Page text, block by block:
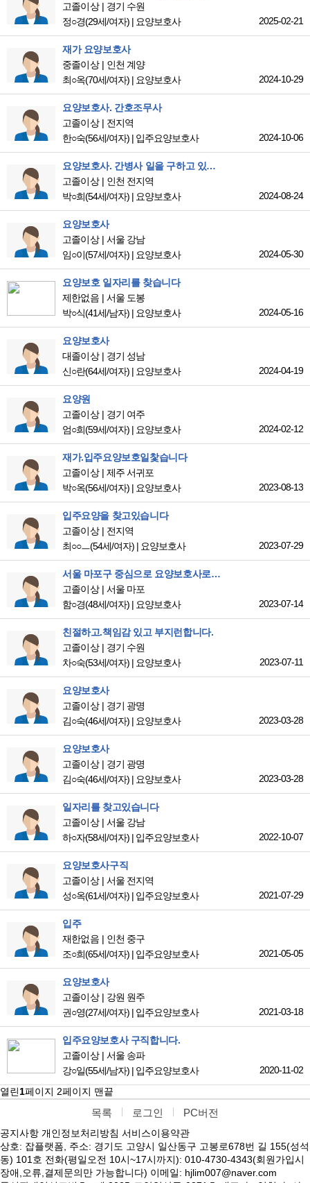
고졸이상
경기 수원
정○경(29세/여자) | 요양보호사 2025-02-21
재가 요양보호사
중졸이상
인천 계양
최○옥(70세/여자) | 요양보호사 2024-10-29
요양보호사. 간호조무사
고졸이상
전지역
한○숙(56세/여자) | 입주요양보호사 2024-10-06
요양보호사. 간병사 일을 구하고 있어요
고졸이상
인천 전지역
박○희(54세/여자) | 요양보호사 2024-08-24
요양보호사
고졸이상
서울 강남
임○이(57세/여자) | 요양보호사 2024-05-30
요양보호 일자리를 찾습니다
제한없음
서울 도봉
박○식(41세/남자) | 요양보호사 2024-05-16
요양보호사
대졸이상
경기 성남
신○란(64세/여자) | 요양보호사 2024-04-19
요양원
고졸이상
경기 여주
엄○희(59세/여자) | 요양보호사 2024-02-12
재가.입주요양보호일찿습니다
고졸이상
제주 서귀포
박○옥(56세/여자) | 요양보호사 2023-08-13
입주요양을 찾고있습니다
고졸이상
전지역
최○○ㅡ(54세/여자) | 요양보호사 2023-07-29
서울 마포구 중심으로 요양보호사로 근무하길 바랍니다
고졸이상
서울 마포
함○경(48세/여자) | 요양보호사 2023-07-14
친절하고.책임감 있고 부지런합니다.
고졸이상
경기 수원
차○숙(53세/여자) | 요양보호사 2023-07-11
요양보호사
고졸이상
경기 광명
김○숙(46세/여자) | 요양보호사 2023-03-28
요양보호사
고졸이상
경기 광명
김○숙(46세/여자) | 요양보호사 2023-03-28
일자리를 찾고있습니다
고졸이상
서울 강남
하○자(58세/여자) | 입주요양보호사 2022-10-07
요양보호사구직
고졸이상
서울 전지역
성○옥(61세/여자) | 입주요양보호사 2021-07-29
입주
재한없음
인천 중구
조○희(65세/여자) | 입주요양보호사 2021-05-05
요양보호사
고졸이상
강원 원주
권○영(27세/여자) | 입주요양보호사 2021-03-18
입주요양보호사 구직합니다.
고졸이상
서울 송파
강○일(55세/남자) | 입주요양보호사
2020-11-02
열린1페이지 2페이지 맨끝
목록 로그인 PC버전
공지사항 개인정보처리방침 서비스이용약관
상호: 잡플랫폼, 주소: 경기도 고양시 일산동구 고봉로678번 길 155(성석
동) 101호 전화(평일오전 10시~17시까지): 010-4730-4343(회원가입시
장애,오류,결제문의만 가능합니다) 이메일: hjlim007@naver.com